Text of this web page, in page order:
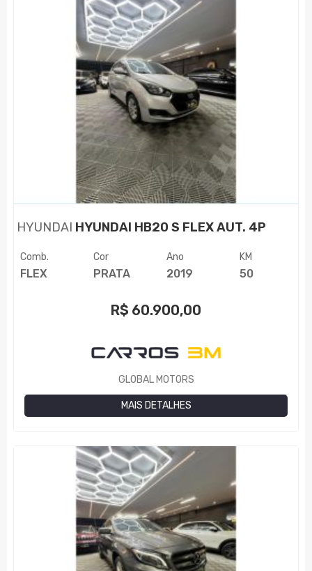
HYUNDAI HYUNDAI HB20 S FLEX AUT. 4P
Comb.
FLEX
Cor
PRATA
Ano
2019
KM
50
R$ 60.900,00
GLOBAL MOTORS
MAIS DETALHES